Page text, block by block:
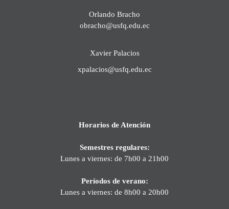
Orlando Bracho
obracho@usfq.edu.ec
Xavier Palacios
xpalacios@usfq.edu.ec
Horarios de Atención
Semestres regulares:
Lunes a viernes: de 7h00 a 21h00
Períodos de verano:
Lunes a viernes: de 8h00 a 20h00